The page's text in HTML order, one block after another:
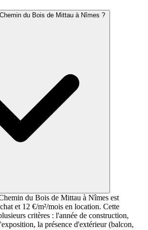
du Bois de Mittau à Nîmes ?
du Bois de Mittau à Nîmes est
et 12 €/m²/mois en location. Cette
critères : l'année de construction,
la présence d'extérieur (balcon,